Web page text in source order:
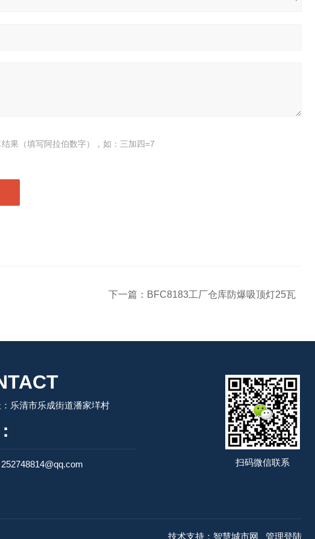
果（填写阿拉伯数字），如：三加四=7
下一篇： BFC8183工厂仓库防爆吸顶灯25瓦
乐清市乐成街道潘家垟村
扫码微信联系
技术支持： 智慧城市网 管理登陆